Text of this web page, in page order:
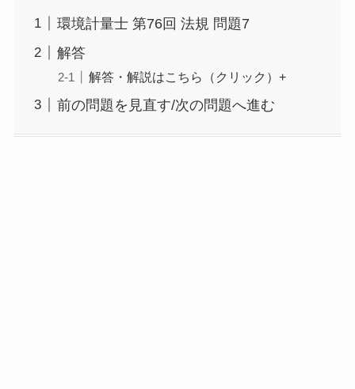
環境計量士 第76回 法規 問題7
解答
解答・解説はこちら（クリック）+
前の問題を見直す/次の問題へ進む